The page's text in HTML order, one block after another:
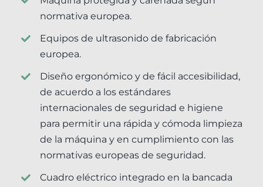
normativa europea.
Equipos de ultrasonido de fabricación
europea.
Diseño ergonómico y de fácil accesibilidad,
de acuerdo a los estándares
internacionales de seguridad e higiene
para permitir una rápida y cómoda limpieza
de la máquina y en cumplimiento con las
normativas europeas de seguridad.
Cuadro eléctrico integrado en la bancada